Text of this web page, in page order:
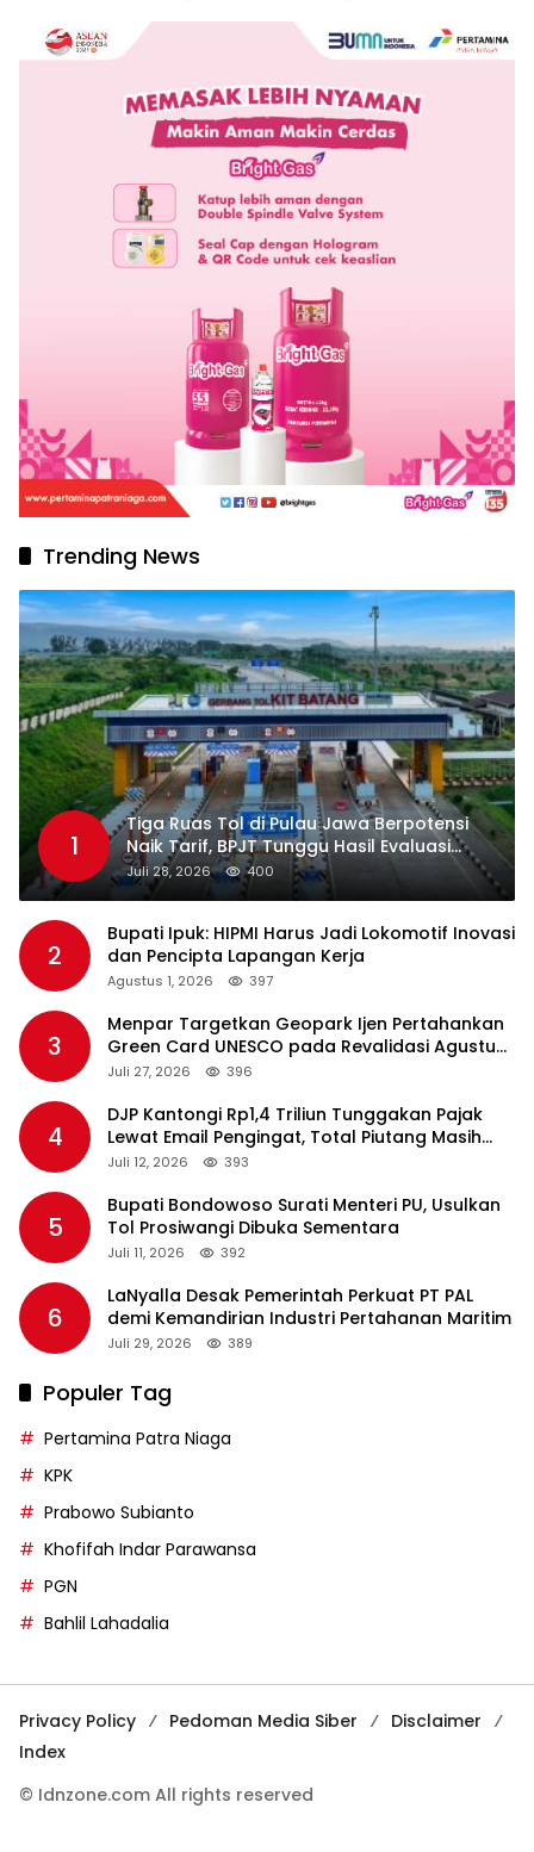
Trending News
1
Tiga Ruas Tol di Pulau Jawa Berpotensi
Naik Tarif, BPJT Tunggu Hasil Evaluasi
Standar Pelayanan
Juli 28, 2026 400
2
Bupati Ipuk: HIPMI Harus Jadi Lokomotif Inovasi
dan Pencipta Lapangan Kerja
Agustus 1, 2026 397
3
Menpar Targetkan Geopark Ijen Pertahankan
Green Card UNESCO pada Revalidasi Agustus
2026
Juli 27, 2026 396
4
DJP Kantongi Rp1,4 Triliun Tunggakan Pajak
Lewat Email Pengingat, Total Piutang Masih
Rp36 Triliun
Juli 12, 2026 393
5
Bupati Bondowoso Surati Menteri PU, Usulkan
Tol Prosiwangi Dibuka Sementara
Juli 11, 2026 392
6
LaNyalla Desak Pemerintah Perkuat PT PAL
demi Kemandirian Industri Pertahanan Maritim
Juli 29, 2026 389
Populer Tag
Pertamina Patra Niaga
KPK
Prabowo Subianto
Khofifah Indar Parawansa
PGN
Bahlil Lahadalia
Privacy Policy Pedoman Media Siber
Disclaimer
Index
© Idnzone.com All rights reserved